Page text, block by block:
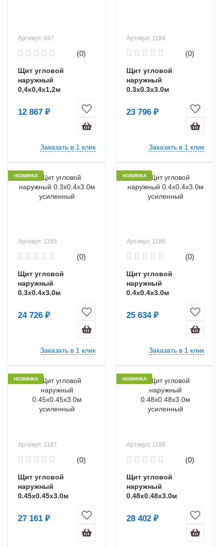
Артикул: 847
(0)
Щит угловой
наружный
0,4х0,4х1,2м
12 867 ₽
Заказать в 1 клик
Артикул: 1184
(0)
Щит угловой
наружный
0.3х0.3х3.0м
23 796 ₽
Заказать в 1 клик
НОВИНКА
Артикул: 1185
(0)
Щит угловой
наружный
0.3х0.4х3.0м
24 726 ₽
Заказать в 1 клик
НОВИНКА
Артикул: 1186
(0)
Щит угловой
наружный
0.4х0.4х3.0м
25 634 ₽
Заказать в 1 клик
НОВИНКА
Артикул: 1187
(0)
Щит угловой
наружный
0.45х0.45х3.0м
27 161 ₽
НОВИНКА
Артикул: 1188
(0)
Щит угловой
наружный
0.48х0.48х3.0м
28 402 ₽